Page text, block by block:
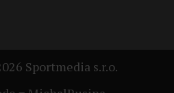
Sportmedia s.r.o.